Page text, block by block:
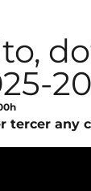
tercer